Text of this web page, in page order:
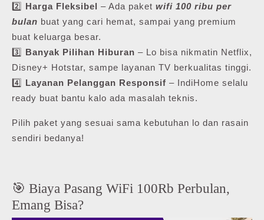
2️⃣ Harga Fleksibel – Ada paket wifi 100 ribu per
bulan buat yang cari hemat, sampai yang premium
buat keluarga besar.
3️⃣ Banyak Pilihan Hiburan – Lo bisa nikmatin Netflix,
Disney+ Hotstar, sampe layanan TV berkualitas tinggi.
4️⃣ Layanan Pelanggan Responsif – IndiHome selalu
ready buat bantu kalo ada masalah teknis.
Pilih paket yang sesuai sama kebutuhan lo dan rasain
sendiri bedanya!
🎯 Biaya Pasang WiFi 100Rb Perbulan,
Emang Bisa?